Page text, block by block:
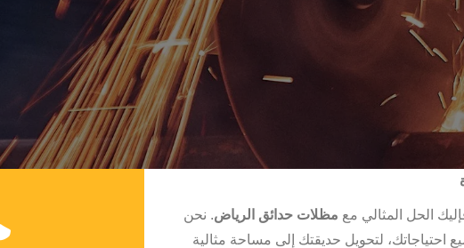
الحل المثالي مع مظلات حدائق الرياض. نحن
لتحويل حديقتك إلى مساحة مثالية